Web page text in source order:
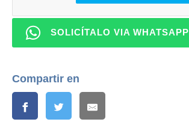
SOLICÍTALO VIA WHATSAPP
Compartir en